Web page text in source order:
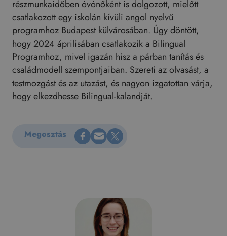
részmunkaidőben óvónőként is dolgozott, mielőtt
csatlakozott egy iskolán kívüli angol nyelvű
programhoz Budapest külvárosában. Úgy döntött,
hogy 2024 áprilisában csatlakozik a Bilingual
Programhoz, mivel igazán hisz a párban tanítás és
családmodell szempontjaiban. Szereti az olvasást, a
testmozgást és az utazást, és nagyon izgatottan várja,
hogy elkezdhesse Bilingual-kalandját.
Megosztás Megosztás Facebookon Küldés e-mailen Megosztás X-en